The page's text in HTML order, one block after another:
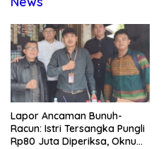
Lapor Ancaman Bunuh-
Racun: Istri Tersangka Pungli
Rp80 Juta Diperiksa, Oknum